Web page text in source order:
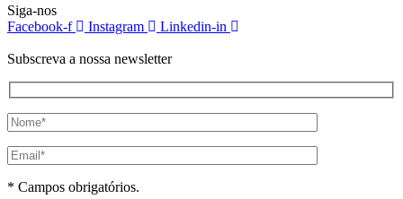
Siga-nos
Facebook-f
Instagram Linkedin-in
Subscreva a nossa newsletter
* Campos obrigatórios.